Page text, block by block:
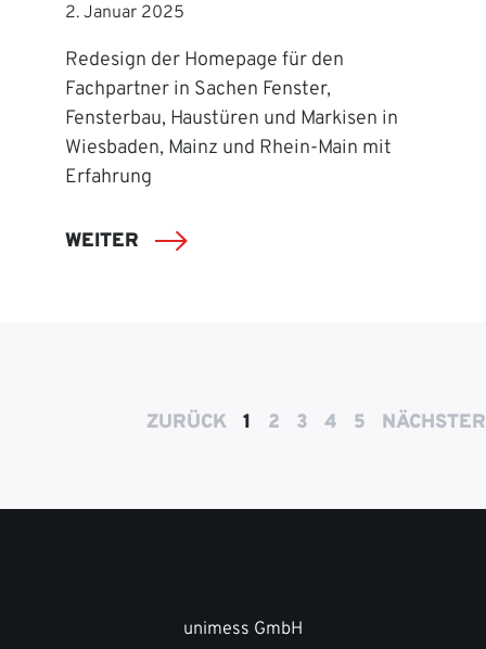
2. Januar 2025
Redesign der Homepage für den
Fachpartner in Sachen Fenster,
Fensterbau, Haustüren und Markisen in
Wiesbaden, Mainz und Rhein-Main mit
Erfahrung
WEITER
ZURÜCK 1 2 3 4 5 NÄCHSTER
unimess GmbH